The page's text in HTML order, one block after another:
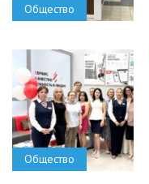
Общество
Общество